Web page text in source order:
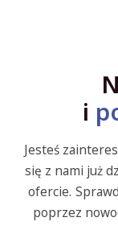
i
Jesteś
się z nami już
ofercie.
poprzez